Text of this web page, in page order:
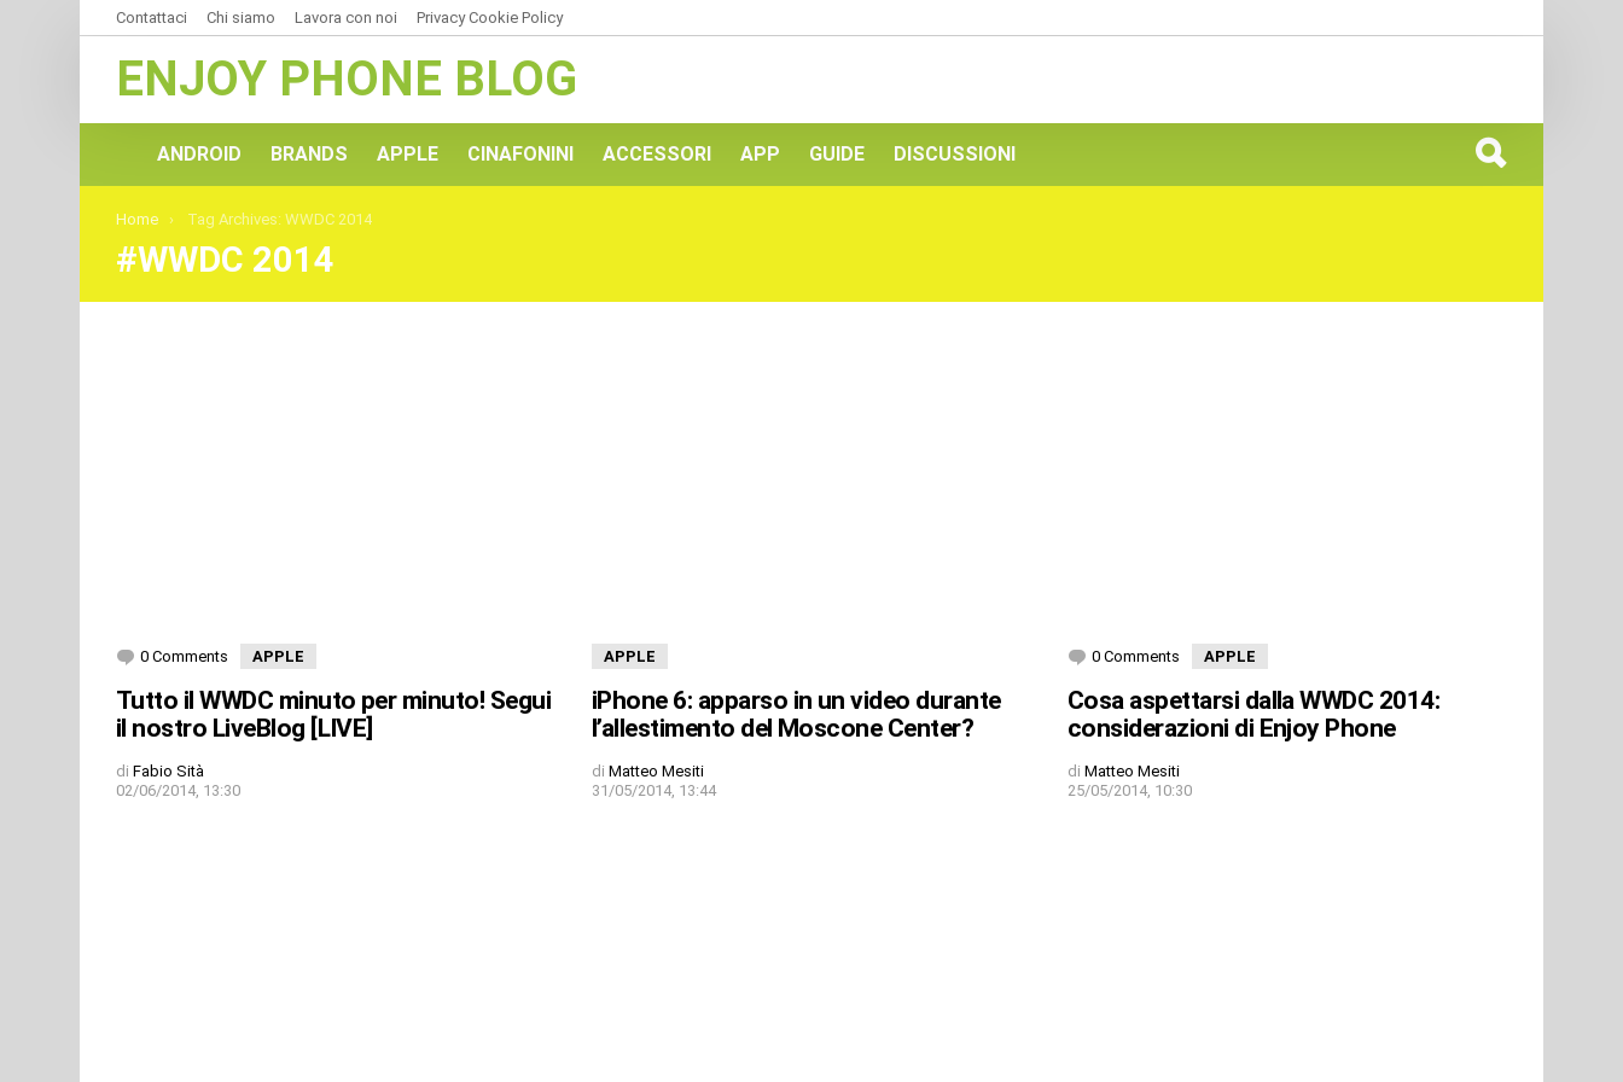
Contattaci Chi siamo Lavora con noi Privacy Cookie Policy
ENJOY PHONE BLOG
ANDROID BRANDS APPLE CINAFONINI ACCESSORI APP GUIDE DISCUSSIONI
You are here:
Home Tag Archives: WWDC 2014
WWDC 2014
0 Comments APPLE
Tutto il WWDC minuto per minuto! Segui
il nostro LiveBlog [LIVE]
di Fabio Sità
02/06/2014, 13:30
APPLE
iPhone 6: apparso in un video durante
l’allestimento del Moscone Center?
di Matteo Mesiti
31/05/2014, 13:44
0 Comments APPLE
Cosa aspettarsi dalla WWDC 2014:
considerazioni di Enjoy Phone
di Matteo Mesiti
25/05/2014, 10:30